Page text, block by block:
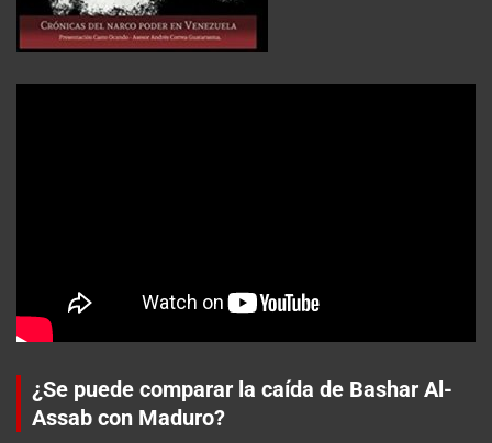
¿Se puede comparar la caída de Bashar Al-
Assab con Maduro?